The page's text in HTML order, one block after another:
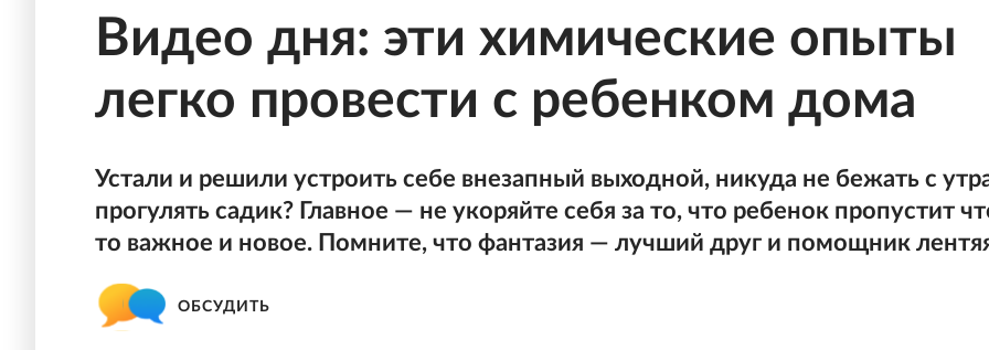
Видео дня: эти химические опыты
легко провести с ребенком дома
Устали и решили устроить себе внезапный выходной, никуда не бежать с
прогулять садик? Главное — не укоряйте себя за то, что ребенок пропустит
то важное и новое. Помните, что фантазия — лучший друг и помощник
ОБСУДИТЬ